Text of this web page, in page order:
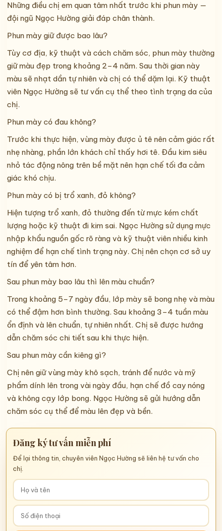
Những điều chị em quan tâm nhất trước khi phun mày —
đội ngũ Ngọc Hường giải đáp chân thành.
Phun mày giữ được bao lâu?
Tùy cơ địa, kỹ thuật và cách chăm sóc, phun mày thường
giữ màu đẹp trong khoảng 2–4 năm. Sau thời gian này
màu sẽ nhạt dần tự nhiên và chị có thể dặm lại. Kỹ thuật
viên Ngọc Hường sẽ tư vấn cụ thể theo tình trạng da của
chị.
Phun mày có đau không?
Trước khi thực hiện, vùng mày được ủ tê nên cảm giác rất
nhẹ nhàng, phần lớn khách chỉ thấy hơi tê. Đầu kim siêu
nhỏ tác động nông trên bề mặt nên hạn chế tối đa cảm
giác khó chịu.
Phun mày có bị trổ xanh, đỏ không?
Hiện tượng trổ xanh, đỏ thường đến từ mực kém chất
lượng hoặc kỹ thuật đi kim sai. Ngọc Hường sử dụng mực
nhập khẩu nguồn gốc rõ ràng và kỹ thuật viên nhiều kinh
nghiệm để hạn chế tình trạng này. Chị nên chọn cơ sở uy
tín để yên tâm hơn.
Sau phun mày bao lâu thì lên màu chuẩn?
Trong khoảng 5–7 ngày đầu, lớp mày sẽ bong nhẹ và màu
có thể đậm hơn bình thường. Sau khoảng 3–4 tuần màu
ổn định và lên chuẩn, tự nhiên nhất. Chị sẽ được hướng
dẫn chăm sóc chi tiết sau khi thực hiện.
Sau phun mày cần kiêng gì?
Chị nên giữ vùng mày khô sạch, tránh để nước và mỹ
phẩm dính lên trong vài ngày đầu, hạn chế đồ cay nóng
và không cạy lớp bong. Ngọc Hường sẽ gửi hướng dẫn
chăm sóc cụ thể để màu lên đẹp và bền.
Đăng ký tư vấn miễn phí
Để lại thông tin, chuyên viên Ngọc Hường sẽ liên hệ tư vấn cho
chị.